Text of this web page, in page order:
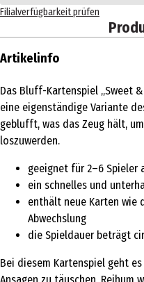
Filialverfügbarkeit prüfen
Artikelinfo
Das Bluff-Kartenspiel „Sweet &
eine eigenständige Variante
geblufft, was das Zeug hält,
loszuwerden.
geeignet für 2–6 Spieler
ein schnelles und
enthält neue Karten wie
Abwechslung
die Spieldauer beträgt
Bei diesem Kartenspiel geht